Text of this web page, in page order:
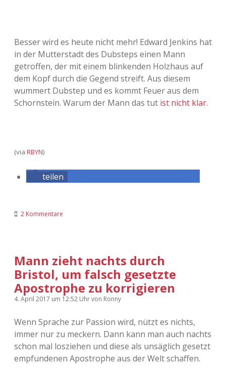
Besser wird es heute nicht mehr! Edward Jenkins hat
in der Mutterstadt des Dubsteps einen Mann
getroffen, der mit einem blinkenden Holzhaus auf
dem Kopf durch die Gegend streift. Aus diesem
wummert Dubstep und es kommt Feuer aus dem
Schornstein. Warum der Mann das tut ist nicht klar.
(via RBYN)
teilen
2 Kommentare
Mann zieht nachts durch
Bristol, um falsch gesetzte
Apostrophe zu korrigieren
4. April 2017 um 12:52 Uhrvon Ronny
Wenn Sprache zur Passion wird, nützt es nichts,
immer nur zu meckern. Dann kann man auch nachts
schon mal losziehen und diese als unsäglich gesetzt
empfundenen Apostrophe aus der Welt schaffen.